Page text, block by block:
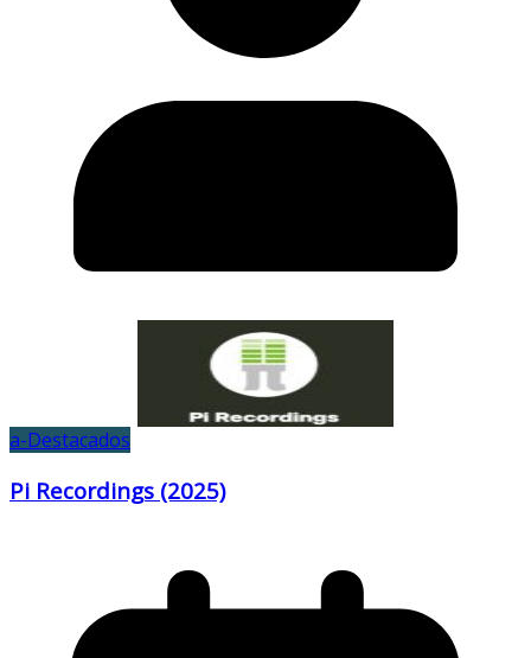
a-Destacados
Pi Recordings (2025)